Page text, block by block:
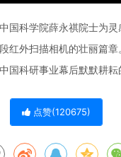
国科学院薛永祺院士为
红外扫描相机的壮丽篇
科研事业幕后默默耕耘
点赞(120675)